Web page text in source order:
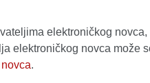
elektroničkog
elektroničkog novca može
.